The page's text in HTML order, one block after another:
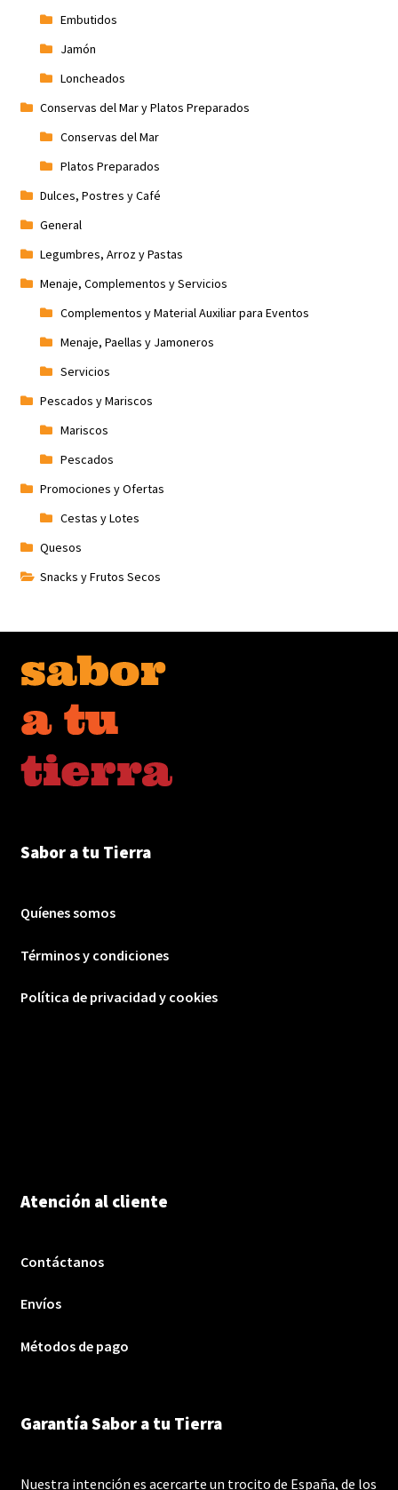
Embutidos
Jamón
Loncheados
Conservas del Mar y Platos Preparados
Conservas del Mar
Platos Preparados
Dulces, Postres y Café
General
Legumbres, Arroz y Pastas
Menaje, Complementos y Servicios
Complementos y Material Auxiliar para Eventos
Menaje, Paellas y Jamoneros
Servicios
Pescados y Mariscos
Mariscos
Pescados
Promociones y Ofertas
Cestas y Lotes
Quesos
Snacks y Frutos Secos
Sabor a tu Tierra
Quíenes somos
Términos y condiciones
Política de privacidad y cookies
Atención al cliente
Contáctanos
Envíos
Métodos de pago
Garantía Sabor a tu Tierra
Nuestra intención es acercarte un trocito de España, de los